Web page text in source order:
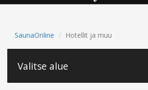
SaunaOnline Hotellit ja muu
Valitse alue